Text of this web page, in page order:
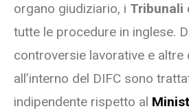
organo giudiziario, i Tribunali
tutte le procedure in inglese.
controversie lavorative e altre
all’interno del DIFC sono
indipendente rispetto al